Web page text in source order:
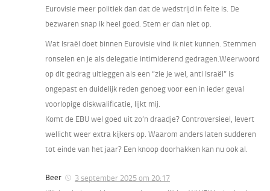
Eurovisie meer politiek dan dat de wedstrijd in feite is. De
bezwaren snap ik heel goed. Stem er dan niet op.
Wat Israël doet binnen Eurovisie vind ik niet kunnen. Stemmen
ronselen en je als delegatie intimiderend gedragen.Weerwoord
op dit gedrag uitleggen als een “zie je wel, anti Israël” is
ongepast en duidelijk reden genoeg voor een in ieder geval
voorlopige diskwalificatie, lijkt mij.
Komt de EBU wel goed uit zo’n draadje? Controversieel, levert
wellicht weer extra kijkers op. Waarom anders laten sudderen
tot einde van het jaar? Een knoop doorhakken kan nu ook al.
Beer
3 september 2025 om 20:17